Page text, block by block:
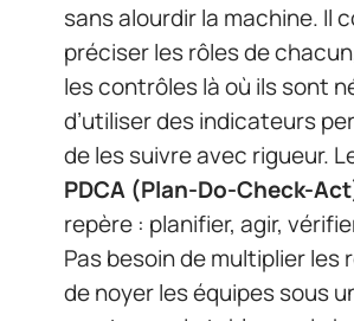
sans alourdir la machine. Il
préciser les rôles de
les contrôles là où ils sont
d’utiliser des indicateurs
de les suivre avec rigueur.
PDCA (Plan-Do-Check-
repère : planifier, agir,
Pas besoin de multiplier les
de noyer les équipes sous